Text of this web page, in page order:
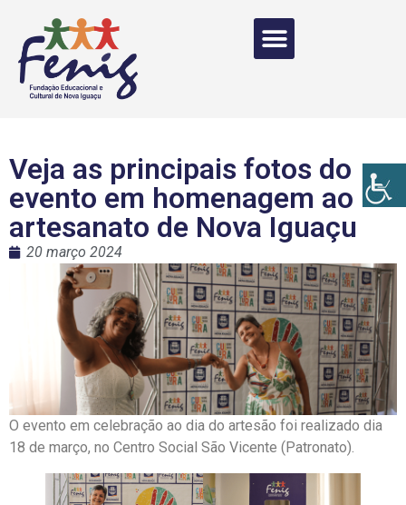
Veja as principais fotos do
evento em homenagem ao
artesanato de Nova Iguaçu
20 março 2024
O evento em celebração ao dia do artesão foi realizado dia
18 de março, no Centro Social São Vicente (Patronato).